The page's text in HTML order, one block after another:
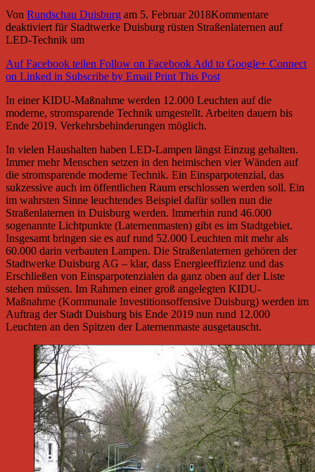
Von Rundschau Duisburg am 5. Februar 2018Kommentare
deaktiviertfür Stadtwerke Duisburg rüsten Straßenlaternen auf
LED-Technik um
Auf Facebook teilen Follow on FacebookAdd to Google+ Connect
on Linked in Subscribe by Email Print This Post
In einer KIDU-Maßnahme werden 12.000 Leuchten auf die
moderne, stromsparende Technik umgestellt. Arbeiten dauern bis
Ende 2019. Verkehrsbehinderungen möglich.
In vielen Haushalten haben LED-Lampen längst Einzug gehalten.
Immer mehr Menschen setzen in den heimischen vier Wänden auf
die stromsparende moderne Technik. Ein Einsparpotenzial, das
sukzessive auch im öffentlichen Raum erschlossen werden soll. Ein
im wahrsten Sinne leuchtendes Beispiel dafür sollen nun die
Straßenlaternen in Duisburg werden. Immerhin rund 46.000
sogenannte Lichtpunkte (Laternenmasten) gibt es im Stadtgebiet.
Insgesamt bringen sie es auf rund 52.000 Leuchten mit mehr als
60.000 darin verbauten Lampen. Die Straßenlaternen gehören der
Stadtwerke Duisburg AG – klar, dass Energieeffizienz und das
Erschließen von Einsparpotenzialen da ganz oben auf der Liste
stehen müssen. Im Rahmen einer groß angelegten KIDU-
Maßnahme (Kommunale Investitionsoffensive Duisburg) werden im
Auftrag der Stadt Duisburg bis Ende 2019 nun rund 12.000
Leuchten an den Spitzen der Laternenmaste ausgetauscht.